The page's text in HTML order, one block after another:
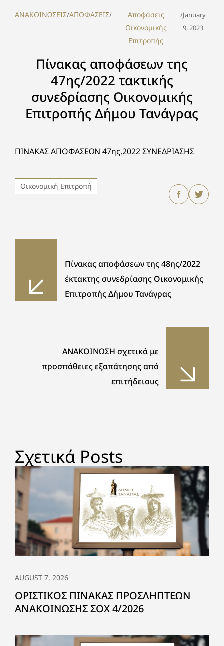
ΑΝΑΚΟΙΝΩΣΕΙΣ/ΑΠΟΦΑΣΕΙΣ/
Αποφάσεις
Οικονομικής
Επιτροπής
/January
9, 2023
Πίνακας αποφάσεων της
47ης/2022 τακτικής
συνεδρίασης Οικονομικής
Επιτροπής Δήμου Τανάγρας
ΠΙΝΑΚΑΣ ΑΠΟΦΑΣΕΩΝ 47ης.2022 ΣΥΝΕΔΡΙΑΣΗΣ
Οικονομική Επιτροπή
Πίνακας αποφάσεων της 48ης/2022
έκτακτης συνεδρίασης Οικονομικής
Επιτροπής Δήμου Τανάγρας
ΑΝΑΚΟΙΝΩΣΗ σχετικά με
προσπάθειες εξαπάτησης από
επιτήδειους
Σχετικά Posts
AUGUST 7, 2026
ΟΡΙΣΤΙΚΟΣ ΠΙΝΑΚΑΣ ΠΡΟΣΛΗΠΤΕΩΝ
ΑΝΑΚΟΙΝΩΣΗΣ ΣΟΧ 4/2026